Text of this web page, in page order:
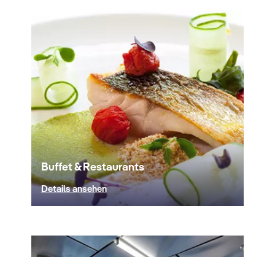
Buffet & Restaurants
Details ansehen